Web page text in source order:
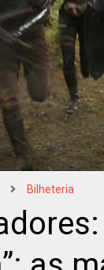
Bilheteria